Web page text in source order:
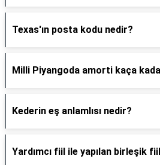
Texas'ın posta kodu nedir?
Milli Piyangoda amorti kaça
Kederin eş anlamlısı nedir?
Yardımcı fiil ile yapılan birleşik